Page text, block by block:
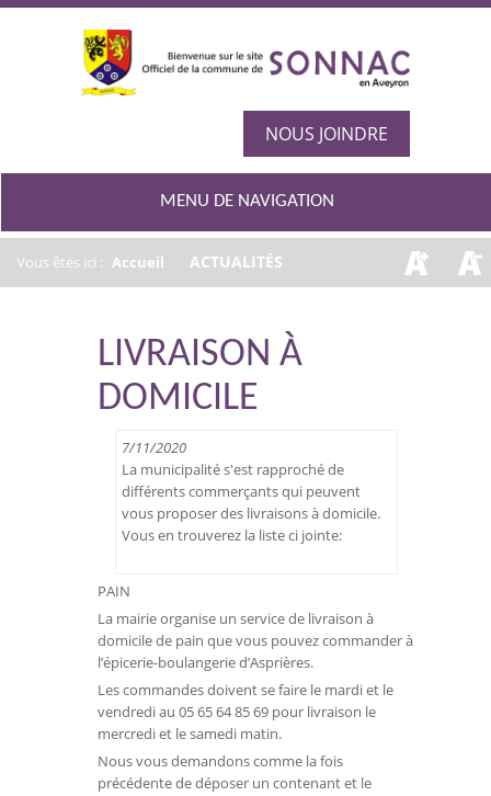
NOUS JOINDRE
MENU DE NAVIGATION
Vous êtes ici : Accueil ACTUALITÉS
LIVRAISON À
DOMICILE
7/11/2020
La municipalité s'est rapproché de
différents commerçants qui peuvent
vous proposer des livraisons à domicile.
Vous en trouverez la liste ci jointe:
PAIN
La mairie organise un service de livraison à
domicile de pain que vous pouvez commander à
l’épicerie-boulangerie d’Asprières.
Les commandes doivent se faire le mardi et le
vendredi au 05 65 64 85 69 pour livraison le
mercredi et le samedi matin.
Nous vous demandons comme la fois
précédente de déposer un contenant et le